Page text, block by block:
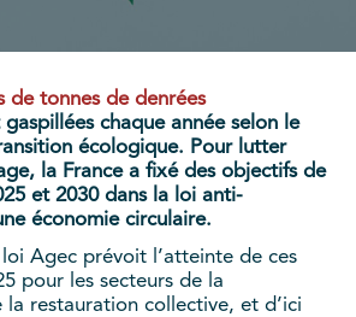
de tonnes de denrées
chaque année selon le
écologique. Pour lutter
la France a fixé des objectifs de
et 2030 dans la loi anti-
économie circulaire.
loi Agec prévoit l’atteinte de ces
pour les secteurs de la
restauration collective, et d’ici